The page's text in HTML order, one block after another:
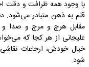
قلم­ به ذهن متبادر می­‌شود.
مقابل هرج و مرج و صدا و
علیجانی از هر کجا که
خیال خودش، ارجاعات
شود.